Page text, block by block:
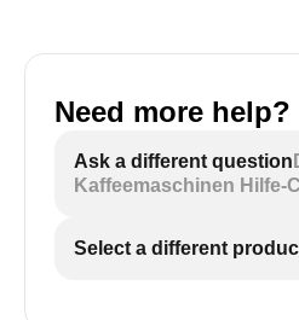
Need more help?
Ask a different question
Kaffeemaschinen Hilfe-
Select a different